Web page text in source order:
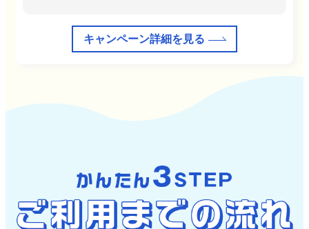
キャンペーン詳細を見る